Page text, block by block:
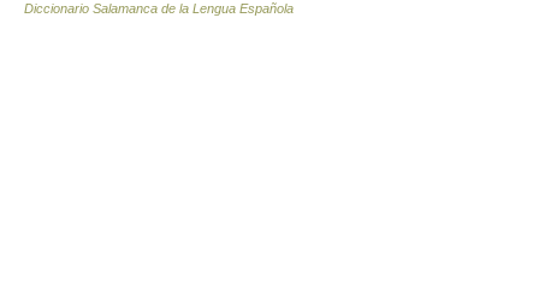
Diccionario Salamanca de la Lengua Española